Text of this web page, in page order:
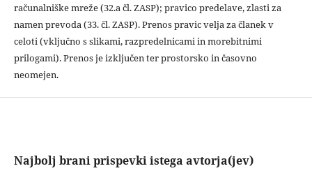
računalniške mreže (32.a čl. ZASP); pravico predelave, zlasti za
namen prevoda (33. čl. ZASP). Prenos pravic velja za članek v
celoti (vključno s slikami, razpredelnicami in morebitnimi
prilogami). Prenos je izključen ter prostorsko in časovno
neomejen.
Najbolj brani prispevki istega avtorja(jev)